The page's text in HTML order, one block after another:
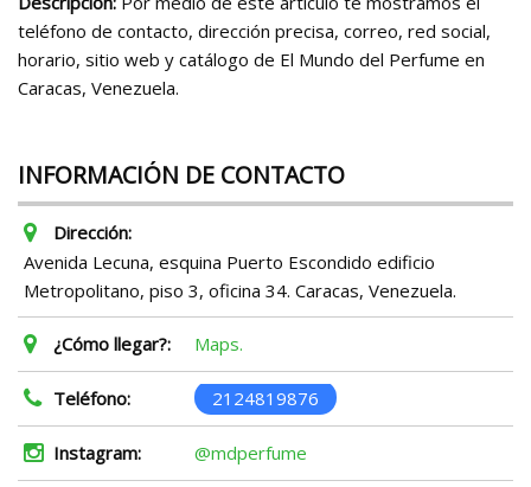
teléfono de contacto, dirección precisa, correo, red social,
horario, sitio web y catálogo de El Mundo del Perfume en
Caracas, Venezuela.
INFORMACIÓN DE CONTACTO
Dirección:
Avenida Lecuna, esquina Puerto Escondido edificio
Metropolitano, piso 3, oficina 34. Caracas, Venezuela.
¿Cómo llegar?: Maps.
Teléfono: 2124819876
Instagram: @mdperfume